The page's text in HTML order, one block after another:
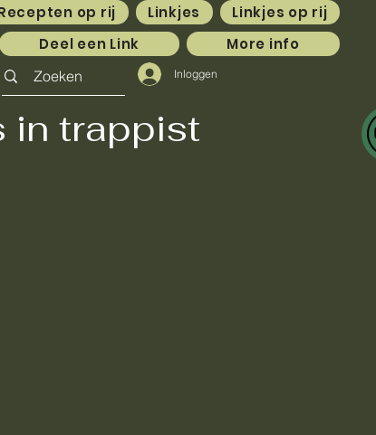
op rij Linkjes
Linkjes op rij
Deel een Link More info
Inloggen
in trappist